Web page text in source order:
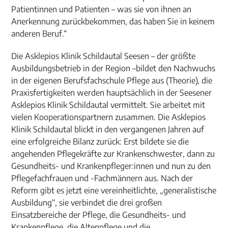
Patientinnen und Patienten – was sie von ihnen an
Anerkennung zurückbekommen, das haben Sie in keinem
anderen Beruf.“
Die Asklepios Klinik Schildautal Seesen – der größte
Ausbildungsbetrieb in der Region –bildet den Nachwuchs
in der eigenen Berufsfachschule Pflege aus (Theorie), die
Praxisfertigkeiten werden hauptsächlich in der Seesener
Asklepios Klinik Schildautal vermittelt. Sie arbeitet mit
vielen Kooperationspartnern zusammen. Die Asklepios
Klinik Schildautal blickt in den vergangenen Jahren auf
eine erfolgreiche Bilanz zurück: Erst bildete sie die
angehenden Pflegekräfte zur Krankenschwester, dann zu
Gesundheits- und Krankenpfleger:innen und nun zu den
Pflegefachfrauen und -Fachmännern aus. Nach der
Reform gibt es jetzt eine vereinheitlichte, „generalistische
Ausbildung“, sie verbindet die drei großen
Einsatzbereiche der Pflege, die Gesundheits- und